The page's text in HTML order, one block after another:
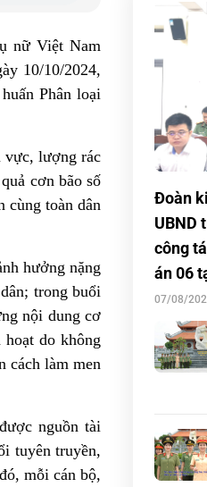
nữ Việt Nam
10/10/2024,
Phân loại
vực, lượng rác
cơn bão số
cùng toàn dân
hưởng nặng
trong buổi
nội dung cơ
do không
cách làm men
nguồn tài
tuyên truyền,
mỗi cán bộ,
Đoàn
UBND
công
án 06
07/08/